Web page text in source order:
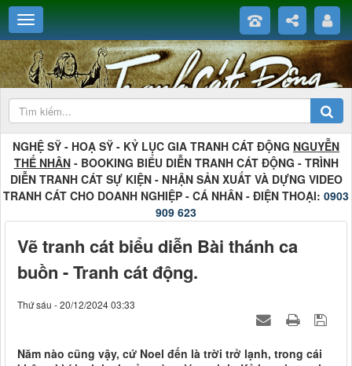
NGHỆ SỸ - HOẠ SỸ - KỶ LỤC GIA TRANH CÁT ĐỘNG NGUYỄN
THẾ NHÂN- BOOKING BIỂU DIỄN TRANH CÁT ĐỘNG - TRÌNH
DIỄN TRANH CÁT SỰ KIỆN - NHẬN SẢN XUẤT VÀ DỰNG VIDEO
TRANH CÁT CHO DOANH NGHIỆP - CÁ NHÂN - ĐIỆN THOẠI: 0903
909 623
Vẽ tranh cát biểu diễn Bài thánh ca
buồn - Tranh cát động.
Thứ sáu - 20/12/2024 03:33
Năm nào cũng vậy, cứ Noel đến là trời trở lạnh, trong cái